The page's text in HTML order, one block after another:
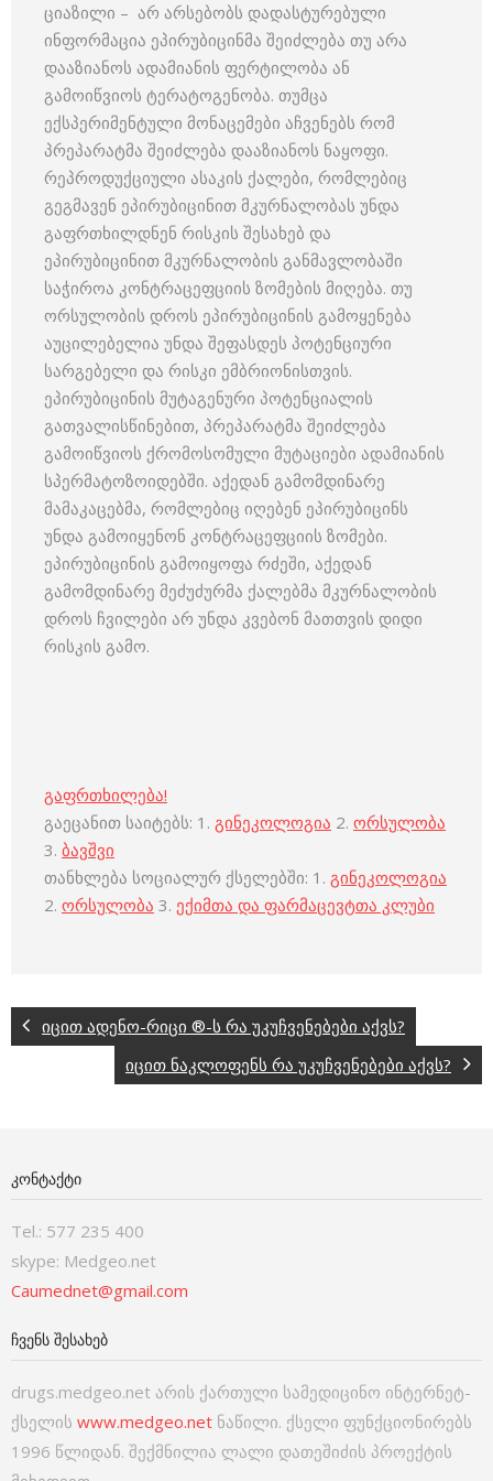
ციაზილი – არ არსებობს დადასტურებული
ინფორმაცია ეპირუბიცინმა შეიძლება თუ არა
დააზიანოს ადამიანის ფერტილობა ან
გამოიწვიოს ტერატოგენობა. თუმცა
ექსპერიმენტული მონაცემები აჩვენებს რომ
პრეპარატმა შეიძლება დააზიანოს ნაყოფი.
რეპროდუქციული ასაკის ქალები, რომლებიც
გეგმავენ ეპირუბიცინით მკურნალობას უნდა
გაფრთხილდნენ რისკის შესახებ და
ეპირუბიცინით მკურნალობის განმავლობაში
საჭიროა კონტრაცეფციის ზომების მიღება. თუ
ორსულობის დროს ეპირუბიცინის გამოყენება
აუცილებელია უნდა შეფასდეს პოტენციური
სარგებელი და რისკი ემბრიონისთვის.
ეპირუბიცინის მუტაგენური პოტენციალის
გათვალისწინებით, პრეპარატმა შეიძლება
გამოიწვიოს ქრომოსომული მუტაციები ადამიანის
სპერმატოზოიდებში. აქედან გამომდინარე
მამაკაცებმა, რომლებიც იღებენ ეპირუბიცინს
უნდა გამოიყენონ კონტრაცეფციის ზომები.
ეპირუბიცინის გამოიყოფა რძეში, აქედან
გამომდინარე მეძუძურმა ქალებმა მკურნალობის
დროს ჩვილები არ უნდა კვებონ მათთვის დიდი
რისკის გამო.
გაფრთხილება!
გაეცანით საიტებს: 1. გინეკოლოგია 2. ორსულობა
3. ბავშვი
თანხლება სოციალურ ქსელებში: 1. გინეკოლოგია
2. ორსულობა 3. ექიმთა და ფარმაცევტთა კლუბი
იცით ადენო-რიცი ®-ს რა უკუჩვენებები აქვს?
იცით ნაკლოფენს რა უკუჩვენებები აქვს?
ᲙᲝᲜᲢᲐᲥᲢᲘ
Tel.: 577 235 400
skype: Medgeo.net
Caumednet@gmail.com
ᲩᲕᲔᲜᲡ ᲨᲔᲡᲐᲮᲔᲑ
drugs.medgeo.net არის ქართული სამედიცინო ინტერნეტ-
ქსელის www.medgeo.net ნაწილი. ქსელი ფუნქციონირებს
1996 წლიდან. შექმნილია ლალი დათეშიძის პროექტის